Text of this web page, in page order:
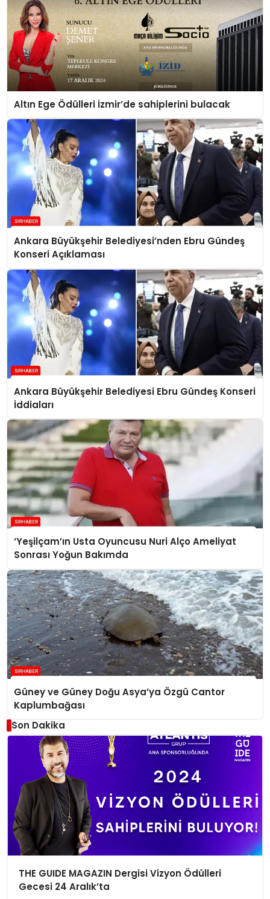
Altın Ege Ödülleri İzmir’de sahiplerini bulacak
Ankara Büyükşehir Belediyesi’nden Ebru Gündeş
Konseri Açıklaması
Ankara Büyükşehir Belediyesi Ebru Gündeş Konseri
İddiaları
‘Yeşilçam’ın Usta Oyuncusu Nuri Alço Ameliyat
Sonrası Yoğun Bakımda
Güney ve Güney Doğu Asya’ya Özgü Cantor
Kaplumbağası
Son Dakika
THE GUIDE MAGAZIN Dergisi Vizyon Ödülleri
Gecesi 24 Aralık’ta